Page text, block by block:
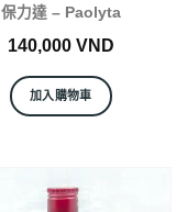
保力達 – Paolyta
140,000 VND
加入購物車